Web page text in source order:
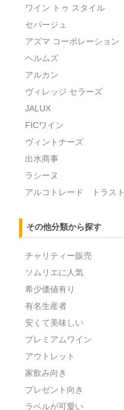
ワイン トゥ スタイル
セパージュ
アズマ コーポレーション
ヘルムズ
アルカン
ヴィレッジ セラーズ
JALUX
FICワイン
ヴィントナーズ
出水商事
ラシーヌ
アルコトレード トラスト
その他分類から探す
チャリティー販売
ソムリエに人気
希少価値有り
有名生産者
安くて美味しい
プレミアムワイン
アウトレット
家飲み向き
プレゼント向き
ラベルが可愛い